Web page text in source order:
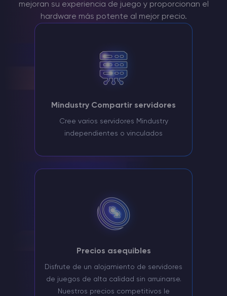
mejoran su experiencia de juego y proporcionan el
hardware más potente al mejor precio.
Mindustry Compartir servidores
Cree varios servidores Mindustry
independientes o vinculados
Precios asequibles
Disfrute de un alojamiento de servidores
de juegos de alta calidad sin arruinarse.
Nuestros precios competitivos le